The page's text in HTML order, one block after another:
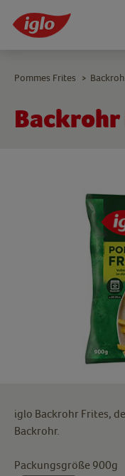
Pommes Frites >
iglo Backrohr Frites,
Backrohr.
Packungsgröße 900g